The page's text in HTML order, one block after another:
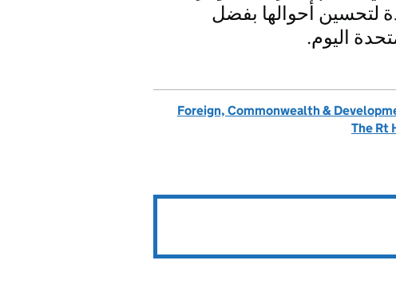
لتحسين أحوالها بفضل
اليوم.
Foreign, Commonwealth &
The Rt